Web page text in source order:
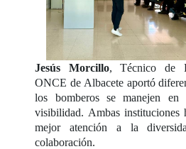
Jesús Morcillo, Técnico de
ONCE de Albacete aportó
los bomberos se manejen en
visibilidad. Ambas instituciones
mejor atención a la
colaboración.